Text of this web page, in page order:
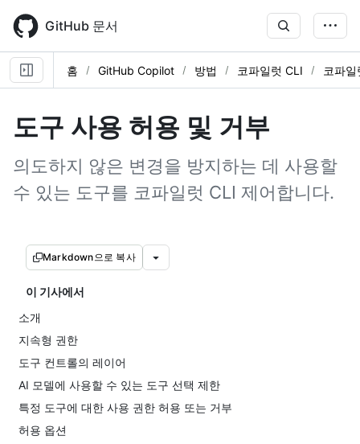
main
content
GitHub 문서
홈 GitHub Copilot 방법 코파일럿 CLI 코파
도구 사용 허용 및 거부
의도하지 않은 변경을 방지하는 데 사용할
수 있는 도구를 코파일럿 CLI 제어합니다.
Markdown으로 복사
이 기사에서
소개
지속형 권한
도구 컨트롤의 레이어
AI 모델에 사용할 수 있는 도구 선택 제한
특정 도구에 대한 사용 권한 허용 또는 거부
허용 옵션